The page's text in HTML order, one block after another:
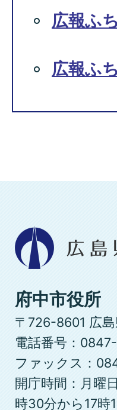
広報ふ
広報ふ
広
島
県
府
中
市
府中市役所
〒726-8601 広
電話番号：
ファックス：
開庁時間：月曜
時30分から17時